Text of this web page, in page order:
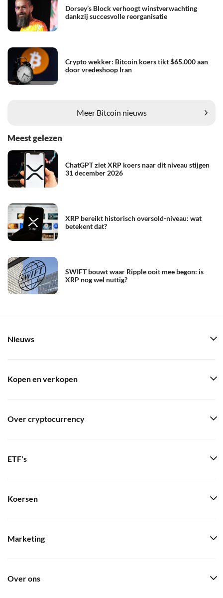
Dorsey’s Block verhoogt winstverwachting
dankzij succesvolle reorganisatie
Crypto wekker: Bitcoin koers tikt $65.000 aan
door vredeshoop Iran
Meer Bitcoin nieuws
Meest gelezen
ChatGPT ziet XRP koers naar dit niveau stijgen
31 december 2026
XRP bereikt historisch oversold-niveau: wat
betekent dat?
SWIFT bouwt waar Ripple ooit mee begon: is
XRP nog wel nuttig?
Nieuws
Kopen en verkopen
Over cryptocurrency
ETF's
Koersen
Marketing
Over ons